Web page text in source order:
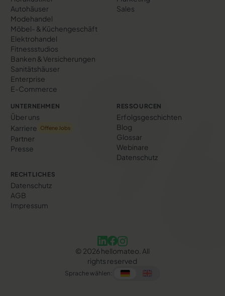
Autohäuser
Modehandel
Möbel- & Küchengeschäft
Elektrohandel
Fitnessstudios
Banken & Versicherungen
Sanitätshäuser
Enterprise
E-Commerce
Sales
UNTERNEHMEN
Über uns
Karriere
Offene Jobs
Partner
Presse
RESSOURCEN
Erfolgs­geschichten
Blog
Glossar
Webinare
Datenschutz
RECHTLICHES
Datenschutz
AGB
Impressum
© 2026 hellomateo. All
rights reserved
Sprache wählen: